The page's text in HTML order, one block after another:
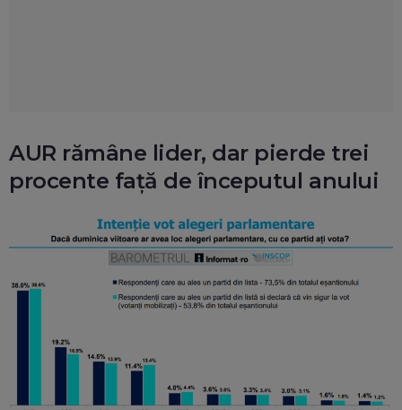
AUR rămâne lider, dar pierde trei
procente față de începutul anului